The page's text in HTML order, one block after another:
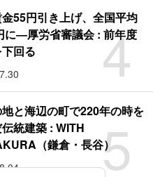
4
55円引き上げ、全国平均
に―厚労省審議会 : 前年度
回る
5
と海辺の町で220年の時を
統建築 : WITH
（鎌倉・長谷）